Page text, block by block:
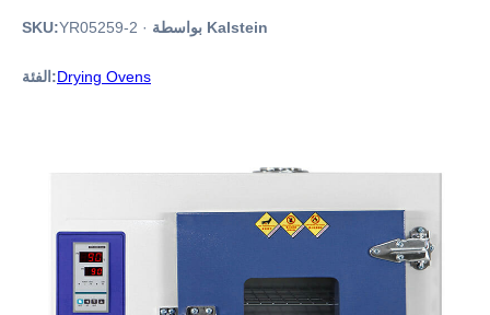
SKU:YR05259-2 · بواسطة Kalstein
الفئة:Drying Ovens